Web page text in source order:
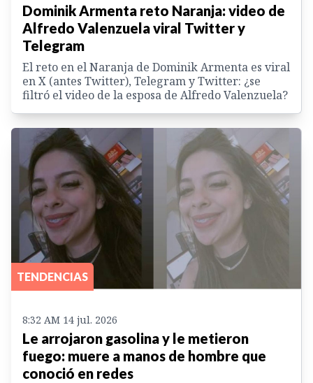
Dominik Armenta reto Naranja: video de
Alfredo Valenzuela viral Twitter y
Telegram
El reto en el Naranja de Dominik Armenta es viral
en X (antes Twitter), Telegram y Twitter: ¿se
filtró el video de la esposa de Alfredo Valenzuela?
TENDENCIAS
8:32 AM 14 jul. 2026
Le arrojaron gasolina y le metieron
fuego: muere a manos de hombre que
conoció en redes